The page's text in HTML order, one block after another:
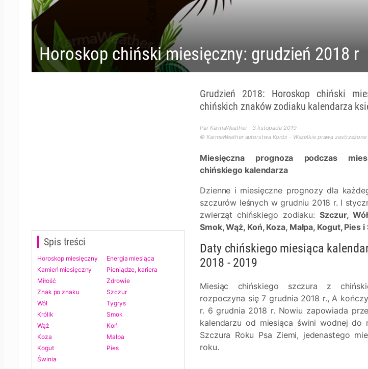
Horoskop chiński miesięczny: grudzień 2018 r
Spis treści
Horoskop miesięczny
Energia miesiąca
Kamień miesięczny
Pieniądze, kariera
Miłość
Zdrowie
Znak po znaku
Szczur
Wół
Tygrys
Królik
Smok
Wąż
Koń
Koza
Małpa
Kogut
Pies
Świnia
Grudzień 2018: Horoskop chiński
chińskich znaków zodiaku kalendarza
Par KarmaWeather - 3 listopada 2019
© KarmaWeather autorstwa Konbi - Wszelkie prawa zastrzeżone
Miesięczna prognoza podczas
chińskiego kalendarza
Dzienne i miesięczne prognozy dla
szczurów leśnych w grudniu 2018 r. I
zwierząt chińskiego zodiaku:Szczur,
Smok, Wąż, Koń, Koza, Małpa, Kogut, Pies i
Daty chińskiego miesiąca
2018 - 2019
Miesiąc chińskiego szczura z
rozpoczyna się 7 grudnia 2018 r., A
r. 6 grudnia 2018 r. Nowiu zapowiada
kalendarzu od miesiąca świni wodnej do
Szczura Roku Psa Ziemi, jedenastego
roku.